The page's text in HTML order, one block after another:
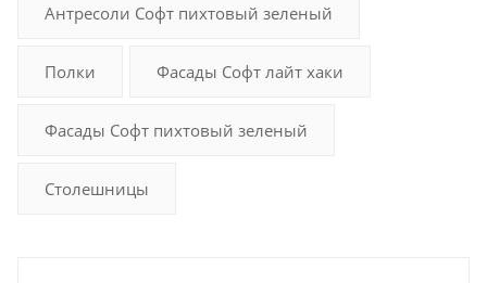
Антресоли Софт пихтовый зеленый
Полки Фасады Софт лайт хаки
Фасады Софт пихтовый зеленый
Столешницы